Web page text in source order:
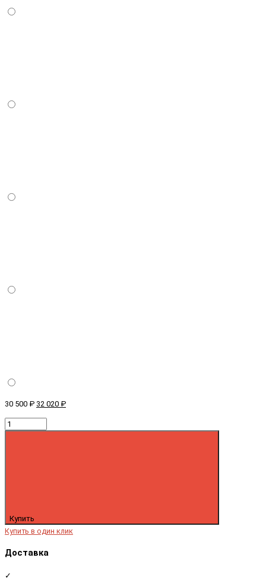
30 500 ₽ 32 020 ₽
Купить
Купить в один клик
Доставка
✓